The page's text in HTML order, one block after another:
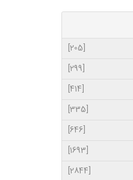
[205]
[299]
[414]
[335]
[646]
[1693]
[2844]